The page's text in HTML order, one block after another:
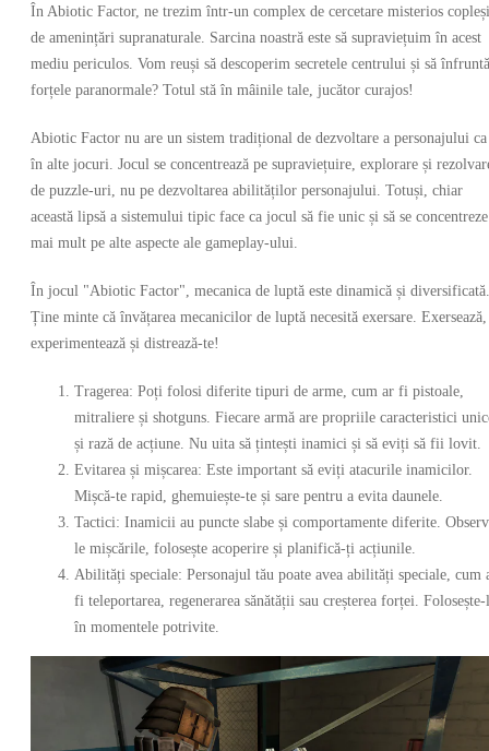
În Abiotic Factor, ne trezim într-un complex de cercetare misterios
de amenințări supranaturale. Sarcina noastră este să supraviețuim în acest
mediu periculos. Vom reuși să descoperim secretele centrului și să
forțele paranormale? Totul stă în mâinile tale, jucător curajos!
Abiotic Factor nu are un sistem tradițional de dezvoltare a personajului ca
în alte jocuri. Jocul se concentrează pe supraviețuire, explorare și
de puzzle-uri, nu pe dezvoltarea abilităților personajului. Totuși, chiar
această lipsă a sistemului tipic face ca jocul să fie unic și să se concentreze
mai mult pe alte aspecte ale gameplay-ului.
În jocul "Abiotic Factor", mecanica de luptă este dinamică și diversificată.
Ține minte că învățarea mecanicilor de luptă necesită exersare. Exersează,
experimentează și distrează-te!
Tragerea: Poți folosi diferite tipuri de arme, cum ar fi pistoale,
mitraliere și shotguns. Fiecare armă are propriile caracteristici
și rază de acțiune. Nu uita să țintești inamici și să eviți să fii lovit.
Evitarea și mișcarea: Este important să eviți atacurile inamicilor.
Mișcă-te rapid, ghemuiește-te și sare pentru a evita daunele.
Tactici: Inamicii au puncte slabe și comportamente diferite.
le mișcările, folosește acoperire și planifică-ți acțiunile.
Abilități speciale: Personajul tău poate avea abilități speciale, cum
fi teleportarea, regenerarea sănătății sau creșterea forței. Folosește-
în momentele potrivite.